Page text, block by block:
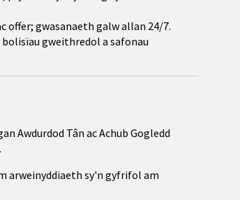
offer; gwasanaeth galw allan 24/7.
gweithredol a safonau
Awdurdod Tân ac Achub Gogledd
arweinyddiaeth sy'n gyfrifol am